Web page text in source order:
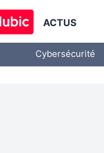
ACTUS
Cybersécurité